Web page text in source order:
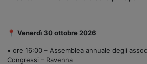
📍 Venerdì 30 ottobre 2026
• ore 16:00 – Assemblea annuale degli
Congressi – Ravenna